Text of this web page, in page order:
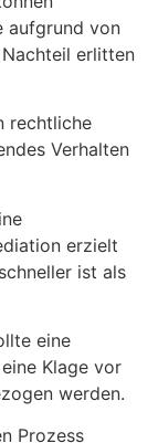
aufgrund von
erlitten
rechtliche
Verhalten
erzielt
ist als
eine
Klage vor
werden.
Prozess